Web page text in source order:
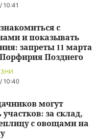
10:41
10:40
с
и показывать
запреты 11 марта
Позднего
могут
за склад,
с овощами на